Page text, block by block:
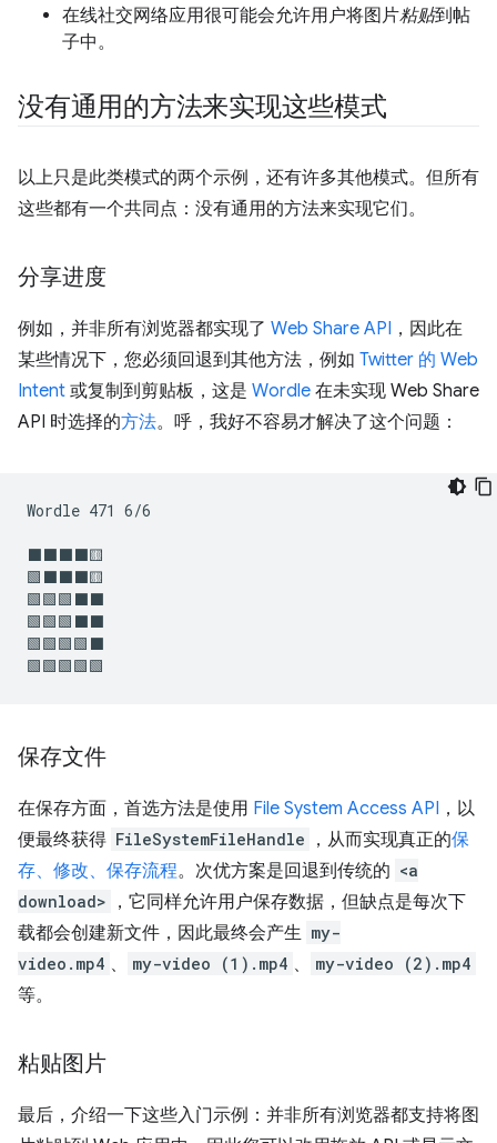
在线社交网络应用很可能会允许用户将图片粘贴到帖
子中。
没有通用的方法来实现这些模式
以上只是此类模式的两个示例，还有许多其他模式。但所有
这些都有一个共同点：没有通用的方法来实现它们。
分享进度
例如，并非所有浏览器都实现了 Web Share API ，因此在
某些情况下，您必须回退到其他方法，例如 Twitter 的 Web
Intent 或复制到剪贴板，这是 Wordle 在未实现 Web Share
API 时选择的方法。呼，我好不容易才解决了这个问题：
Wordle 471 6/6
⬛⬛⬛⬛🟨
🟩⬛⬛⬛🟨
🟩🟩🟩⬛⬛
🟩🟩🟩⬛⬛
🟩🟩🟩🟩⬛
保存文件
在保存方面，首选方法是使用 File System Access API ，以
便最终获得 FileSystemFileHandle ，从而实现真正的保
存、修改、保存流程。次优方案是回退到传统的 <a
download>
，它同样允许用户保存数据，但缺点是每次下
载都会创建新文件，因此最终会产生 my-
video.mp4 、 my-video (1).mp4 、 my-video (2).mp4
等。
粘贴图片
最后，介绍一下这些入门示例：并非所有浏览器都支持将图